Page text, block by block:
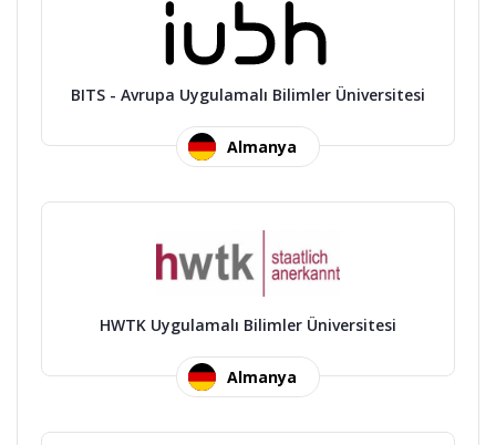
BITS - Avrupa Uygulamalı Bilimler Üniversitesi
Almanya
HWTK Uygulamalı Bilimler Üniversitesi
Almanya